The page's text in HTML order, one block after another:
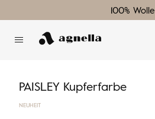
100% Wolle
PAISLEY Kupferfarbe
NEUHEIT